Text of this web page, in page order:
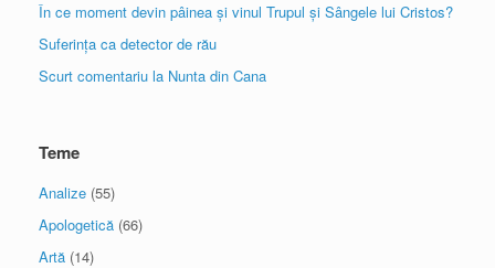
În ce moment devin pâinea și vinul Trupul și Sângele lui Cristos?
Suferința ca detector de rău
Scurt comentariu la Nunta din Cana
Teme
Analize (55)
Apologetică (66)
Artă (14)